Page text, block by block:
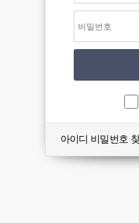
아이디 비밀번호